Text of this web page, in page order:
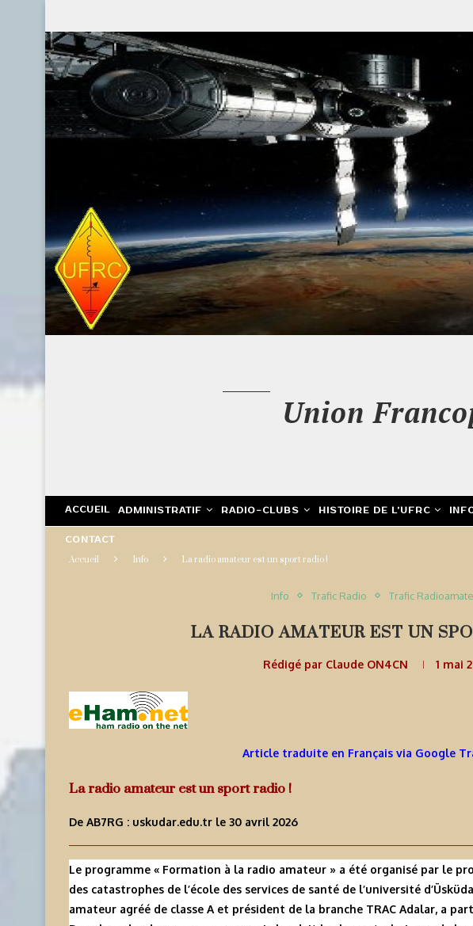
Union
ACCUEIL ADMINISTRATIF RADIO-CLUBS HISTOIRE DE L’UFRC
CONTACT
Accueil Info La radio amateur est un sport radio !
Info Trafic Radio Trafic
LA RADIO AMATEUR EST UN
Rédigé par Claude ON4CN 1 mai
Article traduite en Français via Google
La radio amateur est un sport radio !
De AB7RG : uskudar.edu.tr le 30 avril 2026
Le programme « Formation à la radio amateur » a été organisé par le
des catastrophes de l’école des services de santé de l’université
amateur agréé de classe A et président de la branche TRAC Adalar, a